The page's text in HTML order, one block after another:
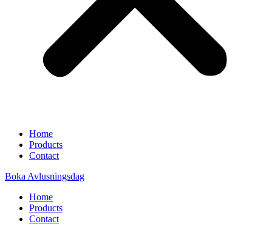
Home
Products
Contact
Boka Avlusningsdag
Home
Products
Contact